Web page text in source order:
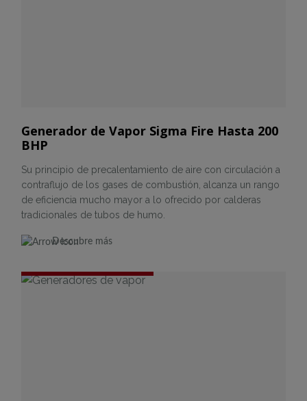
Generador de Vapor Sigma Fire Hasta 200
BHP
Su principio de precalentamiento de aire con circulación a
contraflujo de los gases de combustión, alcanza un rango
de eficiencia mucho mayor a lo ofrecido por calderas
tradicionales de tubos de humo.
Descubre más